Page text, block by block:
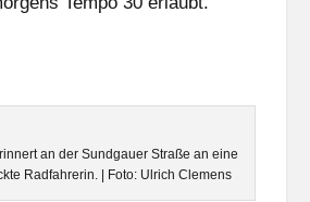
an der Sundgauer Straße an eine
Radfahrerin. | Foto: Ulrich Clemens